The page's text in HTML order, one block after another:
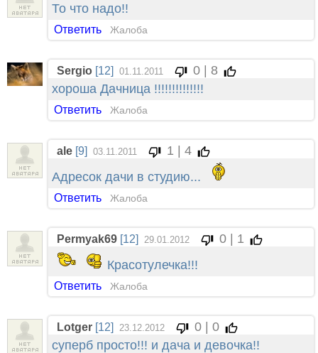
То что надо!!
Ответить Жалоба
Sergio [12] 01.11.2011
0 | 8
хороша Дачница !!!!!!!!!!!!!!
Ответить Жалоба
ale [9] 03.11.2011
1 | 4
Адресок дачи в студию...
Ответить Жалоба
Permyak69 [12] 29.01.2012
0 | 1
Красотулечка!!!
Ответить Жалоба
Lotger [12] 23.12.2012
0 | 0
суперб просто!!! и дача и девочка!!